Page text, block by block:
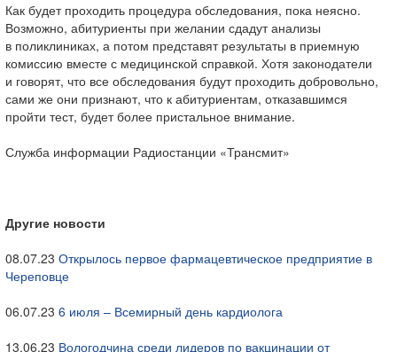
Как будет проходить процедура обследования, пока неясно.
Возможно, абитуриенты при желании сдадут анализы
в поликлиниках, а потом представят результаты в приемную
комиссию вместе с медицинской справкой. Хотя законодатели
и говорят, что все обследования будут проходить добровольно,
сами же они признают, что к абитуриентам, отказавшимся
пройти тест, будет более пристальное внимание.
Служба информации Радиостанции «Трансмит»
Другие новости
08.07.23 Открылось первое фармацевтическое предприятие в
Череповце
06.07.23 6 июля – Всемирный день кардиолога
13.06.23 Вологодчина среди лидеров по вакцинации от